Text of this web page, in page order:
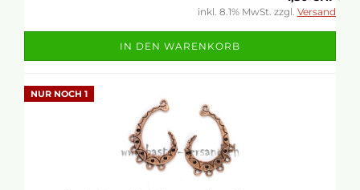
inkl. 8.1% MwSt. zzgl. Versand
IN DEN WARENKORB
NUR NOCH 1